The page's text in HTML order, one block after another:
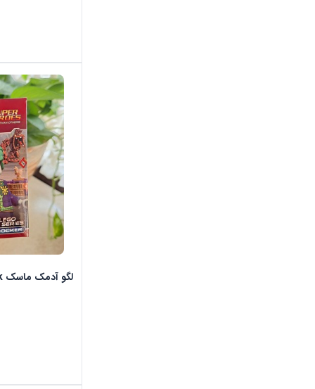
لگو آدمک ماسک Mask مدل جوکر کد 102